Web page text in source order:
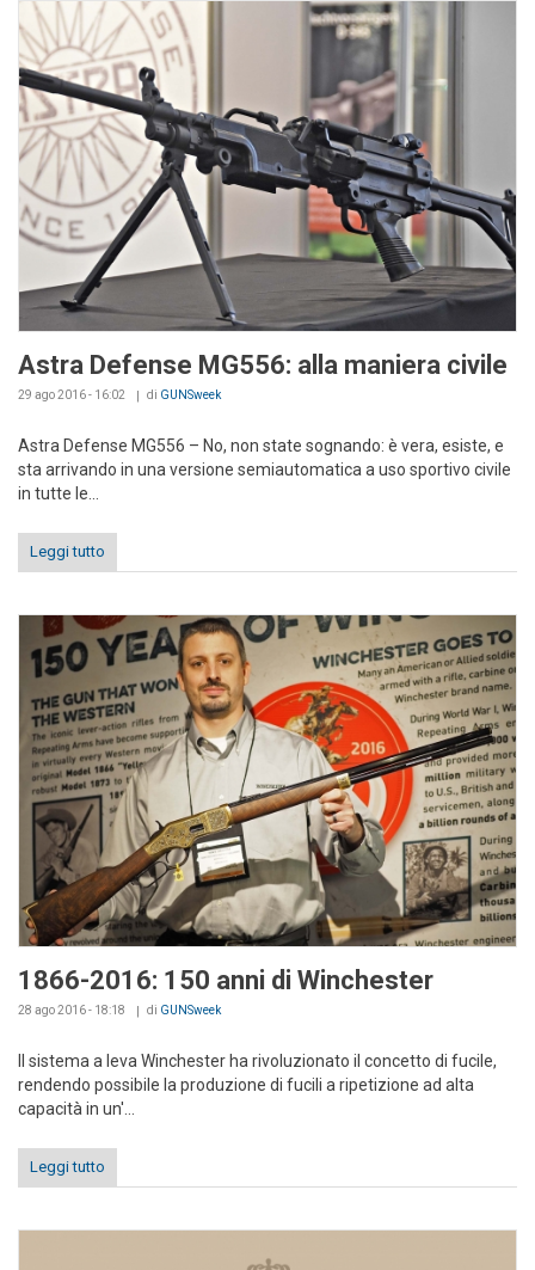
Astra Defense MG556: alla maniera civile
29 ago 2016 - 16:02 di GUNSweek
Astra Defense MG556 – No, non state sognando: è vera, esiste, e
sta arrivando in una versione semiautomatica a uso sportivo civile
in tutte le...
Leggi tutto
1866-2016: 150 anni di Winchester
28 ago 2016 - 18:18 di GUNSweek
Il sistema a leva Winchester ha rivoluzionato il concetto di fucile,
rendendo possibile la produzione di fucili a ripetizione ad alta
capacità in un'...
Leggi tutto